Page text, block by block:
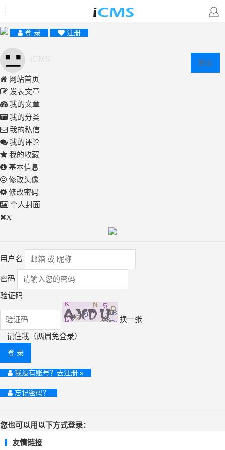
登 录 注册
登出
网站首页
发表文章
我的文章
我的分类
我的私信
我的评论
我的收藏
基本信息
修改头像
修改密码
个人封面
X
用户名
密码
验证码
换一张
记住我（两周免登录）
登 录
我没有账号？去注册 »
忘记密码？
您也可以用以下方式登录：
友情链接